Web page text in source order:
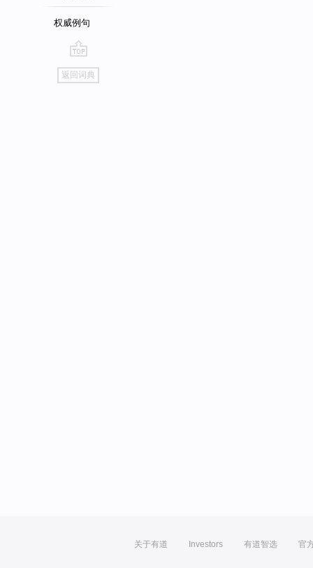
权威例句
go
top
返回词典
关于有道 Investors 有道智选 官